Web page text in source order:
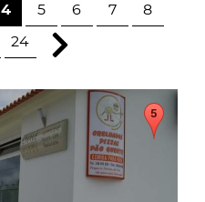
4 5 6 7 8
24